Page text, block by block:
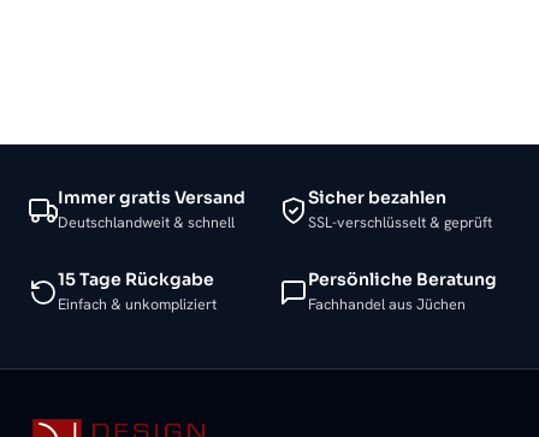
Immer gratis Versand
Deutschlandweit & schnell
Sicher bezahlen
SSL-verschlüsselt & geprüft
15 Tage Rückgabe
Einfach & unkompliziert
Persönliche Beratung
Fachhandel aus Jüchen